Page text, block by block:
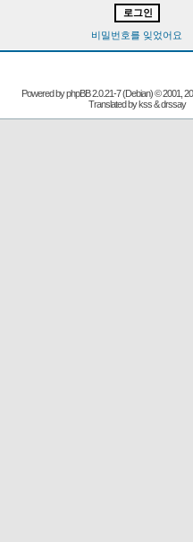
비밀번호를 잊었어요
Powered byphpBB2.0.21-7 (Debian) © 2001,
Translated by kss & drssay